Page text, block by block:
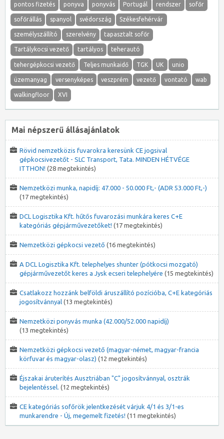
pontos fizetés ponyva ponyvás Portugál rendszer sofőr
sofőrállás spanyol svédország Székesfehérvár
személyszállító szerelvény tapasztalt sofőr
Tartálykocsi vezető tartályos teherautó
tehergépkocsi vezető Teljes munkaidő TGK UK unio
üzemanyag versenyképes veszprém vezető vontató wab
walkingfloor XVI
Mai népszerű állásajánlatok
Rövid nemzetközis fuvarokra keresünk CE jogsival
gépkocsivezetőt - SLC Transport, Tata. MINDEN HÉTVÉGE
ITTHON! (28 megtekintés)
Nemzetközi munka, napidíj: 47.000 - 50.000 Ft,- (ADR 53.000 Ft,-)
(17 megtekintés)
DCL Logisztika Kft. hűtős fuvarozási munkára keres C+E
kategóriás gépjárművezetőket! (17 megtekintés)
Nemzetközi gépkocsi vezető (16 megtekintés)
A DCL Logisztika Kft. telephelyes shunter (pótkocsi mozgató)
gépjárművezetőt keres a Jysk ecseri telephelyére (15 megtekintés)
Csatlakozz hozzánk belföldi áruszállító pozícióba, C+E kategóriás
jogosítvánnyal (13 megtekintés)
Nemzetközi ponyvás munka (42.000/52.000 napidíj)
(13 megtekintés)
Nemzetközi gépkocsi vezető (magyar-német, magyar-francia
körfuvar és magyar-olasz) (12 megtekintés)
Éjszakai áruterítés Ausztriában "C" jogosítvánnyal, osztrák
bejelentéssel. (12 megtekintés)
CE kategóriás sofőrök jelentkezését várjuk 4/1 és 3/1-es
munkarendre - Új, megemelt fizetés! (11 megtekintés)